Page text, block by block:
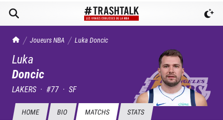
TrashTalk Actu NBA
Joueurs NBA Luka Doncic
Luka
Doncic
LAKERS · #77 · SF
HOME BIO MATCHS STATS